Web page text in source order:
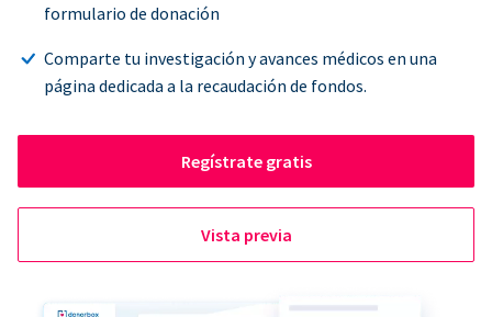
formulario de donación
Comparte tu investigación y avances médicos en una
página dedicada a la recaudación de fondos.
Regístrate gratis
Vista previa